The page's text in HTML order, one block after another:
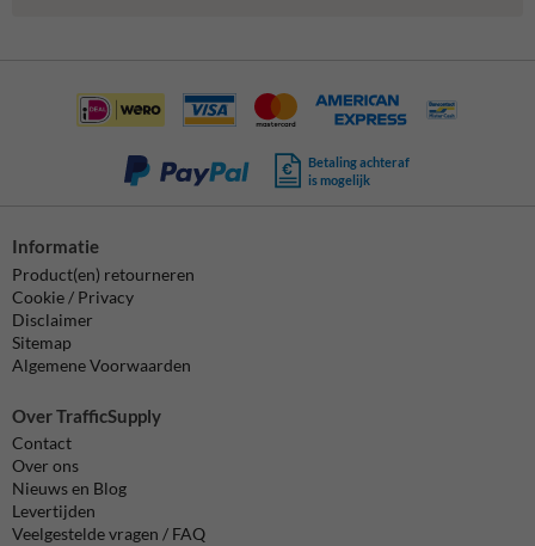
Betaling achteraf
is mogelijk
Informatie
Product(en) retourneren
Cookie / Privacy
Disclaimer
Sitemap
Algemene Voorwaarden
Over TrafficSupply
Contact
Over ons
Nieuws en Blog
Levertijden
Veelgestelde vragen / FAQ